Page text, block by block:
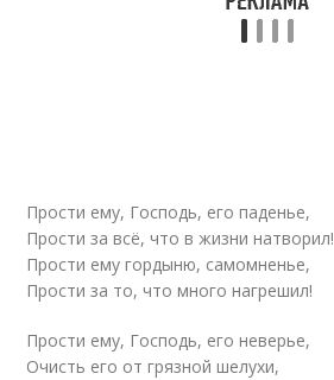
Прости ему, Господь, его паденье,
Прости за всё, что в жизни натворил!
Прости ему гордыню, самомненье,
Прости за то, что много нагрешил!
Прости ему, Господь, его неверье,
Очисть его от грязной шелухи,